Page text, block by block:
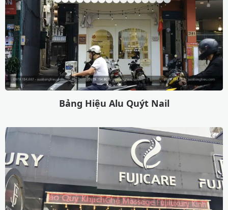
Bảng Hiệu Alu Quýt Nail